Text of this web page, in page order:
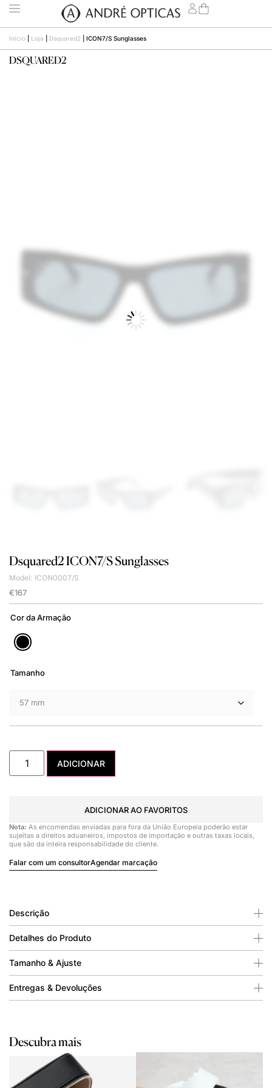
Início Loja Dsquared2 ICON7/S Sunglasses
DSQUARED2
Dsquared2 ICON7/S Sunglasses
Model: ICON0007/S
€167
Cor da Armação
Tamanho
ADICIONAR
ADICIONAR AO FAVORITOS
Nota: As encomendas enviadas para fora da União Europeia poderão estar
sujeitas a direitos aduaneiros, impostos de importação e outras taxas locais,
que são da inteira responsabilidade do cliente.
Falar com um consultorAgendar marcação
Descrição
Detalhes do Produto
Tamanho & Ajuste
Entregas & Devoluções
Descubra mais